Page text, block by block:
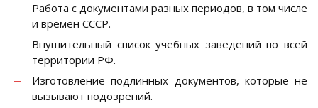
Работа с документами разных периодов, в том числе
и времен СССР.
Внушительный список учебных заведений по всей
территории РФ.
Изготовление подлинных документов, которые не
вызывают подозрений.